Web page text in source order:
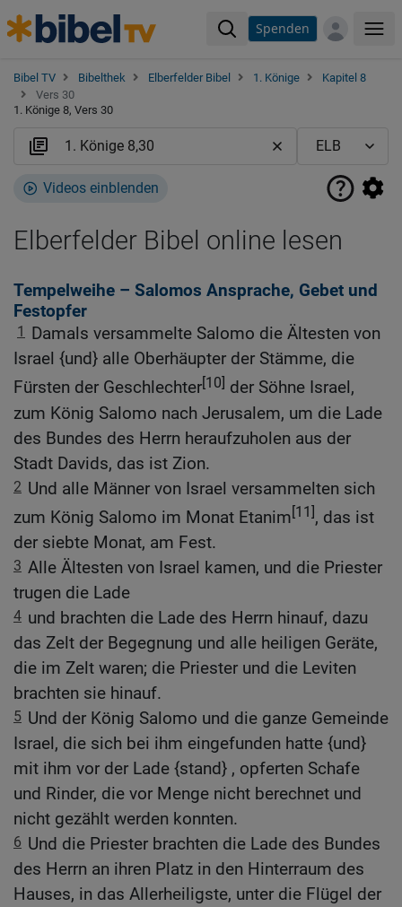
Spenden
Bibel TV Bibelthek Elberfelder Bibel 1. Könige
Kapitel 8
Vers 30
1. Könige 8, Vers 30
Videos einblenden
Elberfelder Bibel online lesen
Tempelweihe – Salomos Ansprache, Gebet und
Festopfer
1
Damals versammelte Salomo die Ältesten von
Israel {und} alle Oberhäupter der Stämme, die
Fürsten der Geschlechter[10] der Söhne Israel,
zum König Salomo nach Jerusalem, um die Lade
des Bundes des Herrn heraufzuholen aus der
Stadt Davids, das ist Zion.
2 Und alle Männer von Israel versammelten sich
zum König Salomo im Monat Etanim[11], das ist
der siebte Monat, am Fest.
3 Alle Ältesten von Israel kamen, und die Priester
trugen die Lade
4 und brachten die Lade des Herrn hinauf, dazu
das Zelt der Begegnung und alle heiligen Geräte,
die im Zelt waren; die Priester und die Leviten
brachten sie hinauf.
5 Und der König Salomo und die ganze Gemeinde
Israel, die sich bei ihm eingefunden hatte {und}
mit ihm vor der Lade {stand} , opferten Schafe
und Rinder, die vor Menge nicht berechnet und
nicht gezählt werden konnten.
6 Und die Priester brachten die Lade des Bundes
des Herrn an ihren Platz in den Hinterraum des
Hauses, in das Allerheiligste, unter die Flügel der